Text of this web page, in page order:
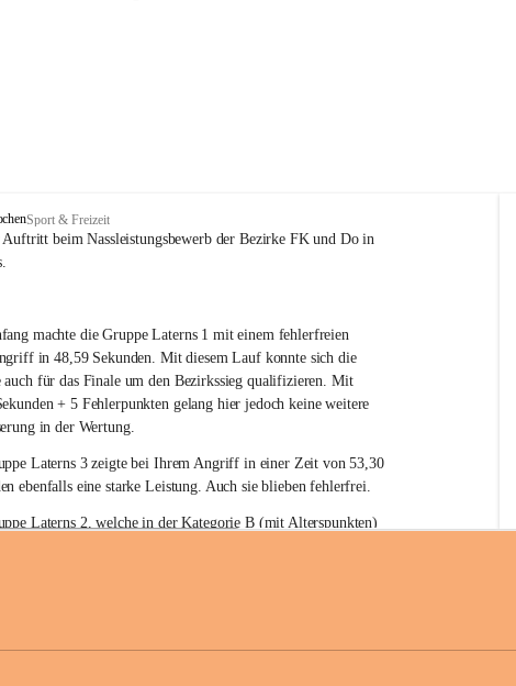
Sport & Freizeit
Auftritt beim Nassleistungsbewerb der Bezirke FK und Do in
machte die Gruppe Laterns 1 mit einem fehlerfreien
in 48,59 Sekunden. Mit diesem Lauf konnte sich die
auch für das Finale um den Bezirkssieg qualifizieren. Mit
+ 5 Fehlerpunkten gelang hier jedoch keine weitere
in der Wertung.
Laterns 3 zeigte bei Ihrem Angriff in einer Zeit von 53,30
ebenfalls eine starke Leistung. Auch sie blieben fehlerfrei.
Laterns 2, welche in der Kategorie B (mit Alterspunkten)